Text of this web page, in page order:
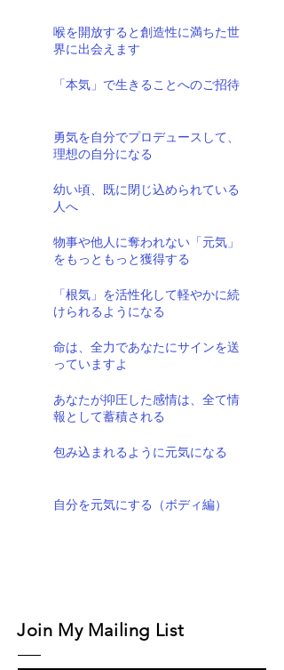
喉を開放すると創造性に満ちた世
界に出会えます
「本気」で生きることへのご招待
勇気を自分でプロデュースして、
理想の自分になる
幼い頃、既に閉じ込められている
人へ
物事や他人に奪われない「元気」
をもっともっと獲得する
「根気」を活性化して軽やかに続
けられるようになる
命は、全力であなたにサインを送
っていますよ
あなたが抑圧した感情は、全て情
報として蓄積される
包み込まれるように元気になる
自分を元気にする（ボディ編）
Join My Mailing List